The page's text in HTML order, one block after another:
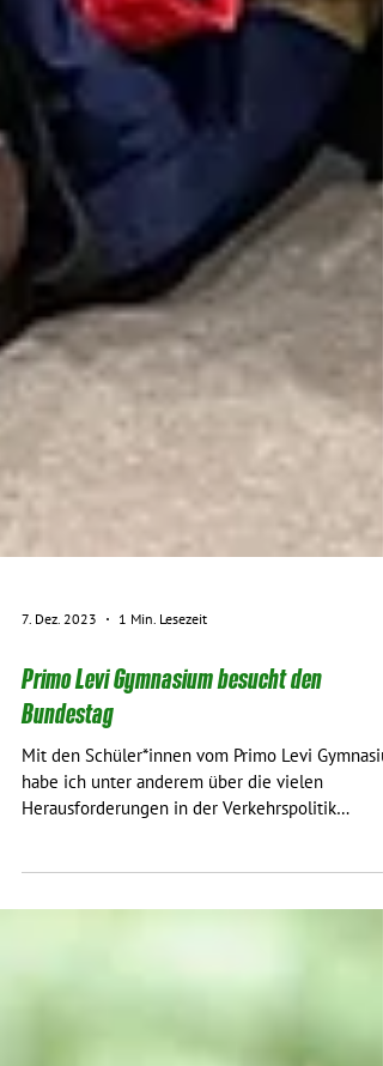
7. Dez. 2023 1 Min. Lesezeit
Primo Levi Gymnasium besucht den
Bundestag
Mit den Schüler*innen vom Primo Levi
Herausforderungen in der Verkehrspolitik